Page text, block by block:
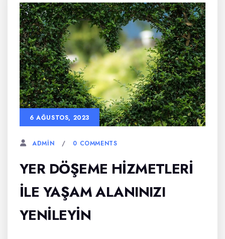
6 AĞUSTOS, 2023
ADMIN 0 COMMENTS
YER DÖŞEME HIZMETLERI
ILE YAŞAM ALANINIZI
YENILEYIN